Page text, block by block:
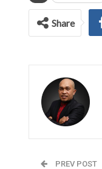
Share
PREV POST